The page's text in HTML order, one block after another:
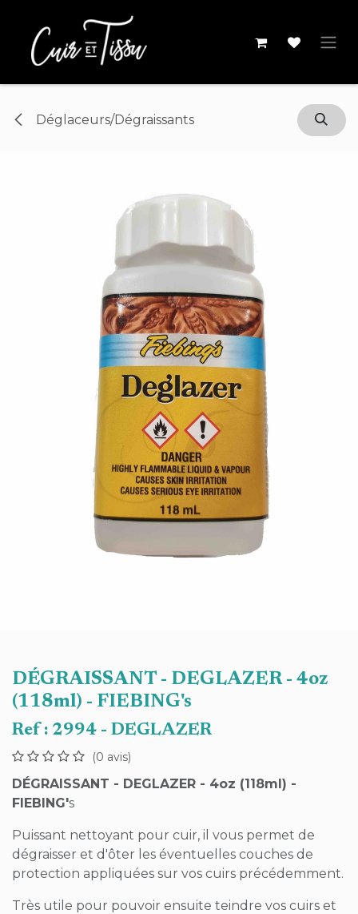
Déglaceurs/Dégraissants
DÉGRAISSANT - DEGLAZER - 4oz
(118ml) - FIEBING's
Ref : 2994 - DEGLAZER
(0 avis)
DÉGRAISSANT - DEGLAZER - 4oz (118ml) -
FIEBING's
Puissant nettoyant pour cuir, il vous permet de
dégraisser et d'ôter les éventuelles couches de
protection appliquées sur vos cuirs précédemment.
Très utile pour pouvoir ensuite teindre vos cuirs et